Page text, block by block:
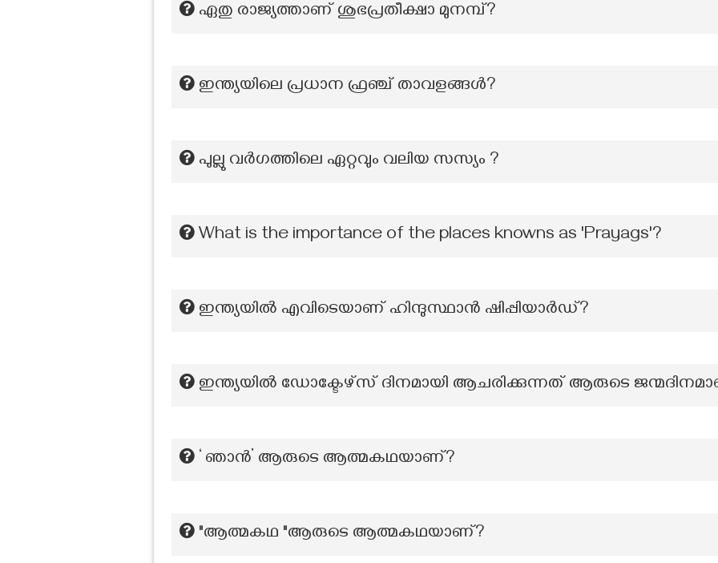
ഏതു രാജ്യത്താണ് ശുഭപ്രതീക്ഷാ മുനമ്പ്?
ഇന്ത്യയിലെ പ്രധാന ഫ്രഞ്ച് താവളങ്ങൾ?
പുല്ലു വർഗത്തിലെ ഏറ്റവും വലിയ സസ്യം ?
What is the importance of the places knowns as 'Prayags'?
ഇന്ത്യയിൽ എവിടെയാണ് ഹിന്ദുസ്ഥാൻ ഷിപ്പിയാർഡ്?
ഇന്ത്യയിൽ ഡോക്ടേഴ്സ് ദിനമായി ആചരിക്കുന്നത് ആരുടെ
‘ ഞാന്‍’ ആരുടെ ആത്മകഥയാണ്?
"ആത്മകഥ "ആരുടെ ആത്മകഥയാണ്?